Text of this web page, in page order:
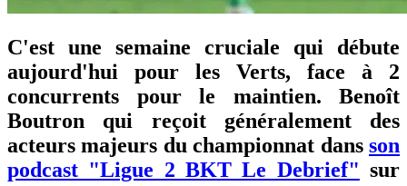
C'est une semaine cruciale qui débute
aujourd'hui pour les Verts, face à 2
concurrents pour le maintien. Benoît
Boutron qui reçoit généralement des
acteurs majeurs du championnat dans son
podcast "Ligue 2 BKT Le Debrief" sur